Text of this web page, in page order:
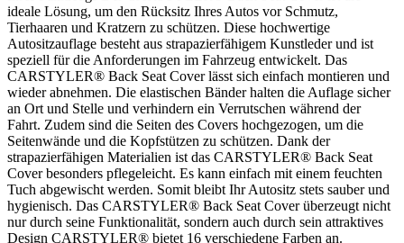
ideale Lösung, um den Rücksitz Ihres Autos vor Schmutz,
Tierhaaren und Kratzern zu schützen. Diese hochwertige
Autositzauflage besteht aus strapazierfähigem Kunstleder und ist
speziell für die Anforderungen im Fahrzeug entwickelt. Das
CARSTYLER® Back Seat Cover lässt sich einfach montieren und
wieder abnehmen. Die elastischen Bänder halten die Auflage sicher
an Ort und Stelle und verhindern ein Verrutschen während der
Fahrt. Zudem sind die Seiten des Covers hochgezogen, um die
Seitenwände und die Kopfstützen zu schützen. Dank der
strapazierfähigen Materialien ist das CARSTYLER® Back Seat
Cover besonders pflegeleicht. Es kann einfach mit einem feuchten
Tuch abgewischt werden. Somit bleibt Ihr Autositz stets sauber und
hygienisch. Das CARSTYLER® Back Seat Cover überzeugt nicht
nur durch seine Funktionalität, sondern auch durch sein attraktives
Design CARSTYLER® bietet 16 verschiedene Farben an.